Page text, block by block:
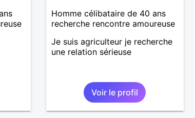
fin
J
Homme célibataire de 40 ans
recherche rencontre amoureuse
Je suis agriculteur je recherche
une relation sérieuse
Voir le profil